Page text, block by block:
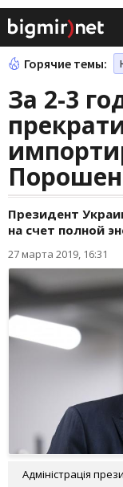
Горячие темы:
За 2-3
Президент
на счет полной
27 марта 2019, 16:31
Адміністрація